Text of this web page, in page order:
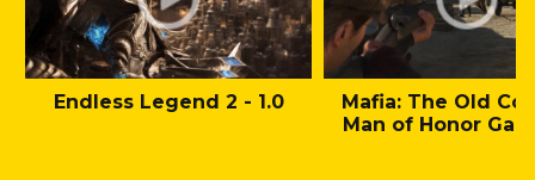
Endless Legend 2 - 1.0
Mafia: The Old
Man of Honor